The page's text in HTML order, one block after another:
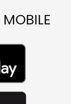
MOBILE